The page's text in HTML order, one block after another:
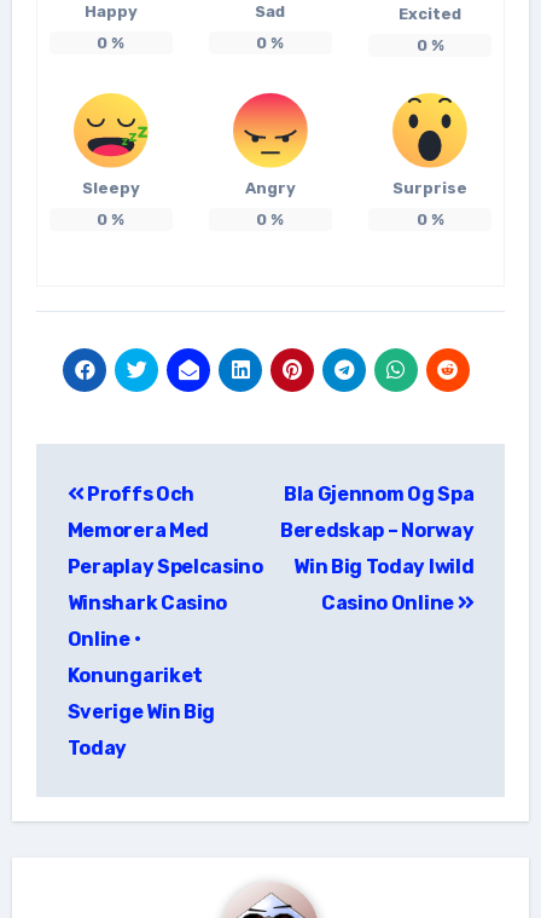
Happy
0 %
Sad
0 %
Excited
0%
Sleepy
0 %
Angry
0 %
Surprise
0%
เรื่อง
Proffs Och
Memorera Med
Peraplay Spelcasino
Winshark Casino
Online •
Konungariket
Sverige Win Big
Today
Bla Gjennom Og Spa
Beredskap – Norway
Win Big Today Iwild
Casino Online